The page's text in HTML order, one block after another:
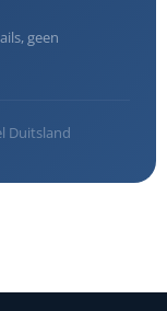
geen
Duitsland